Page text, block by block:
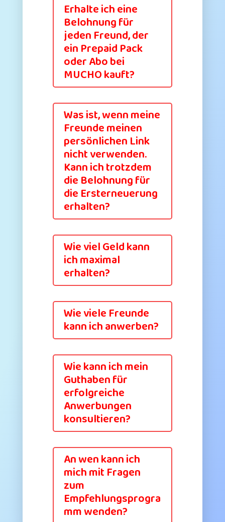
Erhalte ich eine
Belohnung für
jeden Freund, der
ein Prepaid Pack
oder Abo bei
MUCHO kauft?
Was ist, wenn meine
Freunde meinen
persönlichen Link
nicht verwenden.
Kann ich trotzdem
die Belohnung für
die Ersterneuerung
erhalten?
Wie viel Geld kann
ich maximal
erhalten?
Wie viele Freunde
kann ich anwerben?
Wie kann ich mein
Guthaben für
erfolgreiche
Anwerbungen
konsultieren?
An wen kann ich
mich mit Fragen
zum
Empfehlungsprogra
mm wenden?